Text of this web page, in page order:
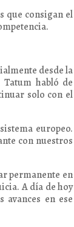
que consigan el
desde la
Tatum habló de
solo con el
europeo.
con nuestros
permanente en
A día de hoy
avances en ese